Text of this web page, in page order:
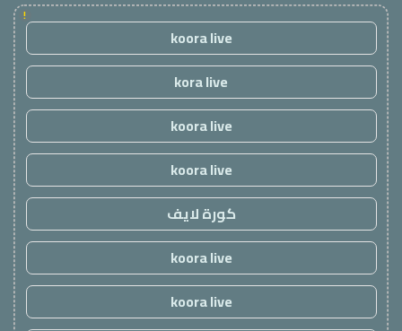
!
koora live
kora live
koora live
koora live
كورة لايف
koora live
koora live